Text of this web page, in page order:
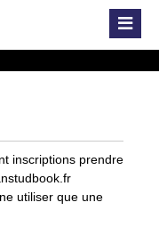
inscriptions prendre
utiliser que une